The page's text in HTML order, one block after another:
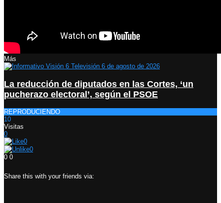
Más
La reducción de diputados en las Cortes, ‘un
pucherazo electoral’, según el PSOE
REPRODUCIENDO
10
Visitas
0
0
0
0 0
Share this with your friends via: